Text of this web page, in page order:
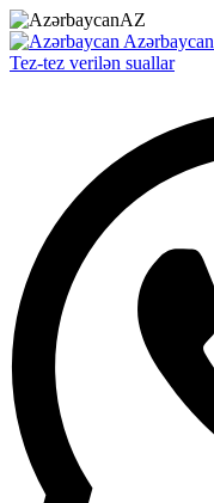
AZ
Azərbaycan
Tez-tez verilən suallar